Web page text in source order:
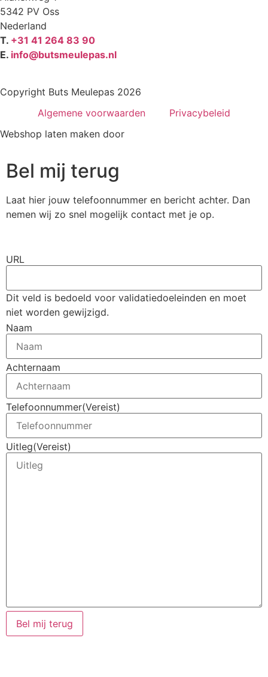
5342 PV Oss
Nederland
T. +31 41 264 83 90
E. info@butsmeulepas.nl
Copyright Buts Meulepas 2026
Algemene voorwaarden
Privacybeleid
Webshop laten maken door
Bel mij terug
Laat hier jouw telefoonnummer en bericht achter. Dan
nemen wij zo snel mogelijk contact met je op.
URL
Dit veld is bedoeld voor validatiedoeleinden en moet
niet worden gewijzigd.
Naam
Achternaam
Telefoonnummer(Vereist)
Uitleg(Vereist)